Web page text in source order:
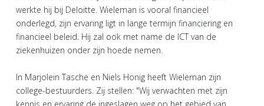
werkte hij bij Deloitte. Wieleman is vooral financieel
onderlegd, zijn ervaring ligt in lange termijn financiering en
financieel beleid. Hij zal ook met name de ICT van de
ziekenhuizen onder zijn hoede nemen.
In Marjolein Tasche en Niels Honig heeft Wieleman zijn
college-bestuurders. Zij stellen: "Wij verwachten met zijn
kennis en ervaring de ingeslagen weg op het gebied van